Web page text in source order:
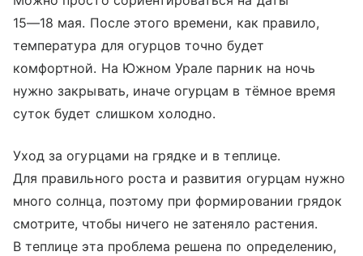
15—18 мая. После этого времени, как правило,
температура для огурцов точно будет
комфортной. На Южном Урале парник на ночь
нужно закрывать, иначе огурцам в тёмное время
суток будет слишком холодно.
Уход за огурцами на грядке и в теплице.
Для правильного роста и развития огурцам нужно
много солнца, поэтому при формировании грядок
смотрите, чтобы ничего не затеняло растения.
В теплице эта проблема решена по определению,